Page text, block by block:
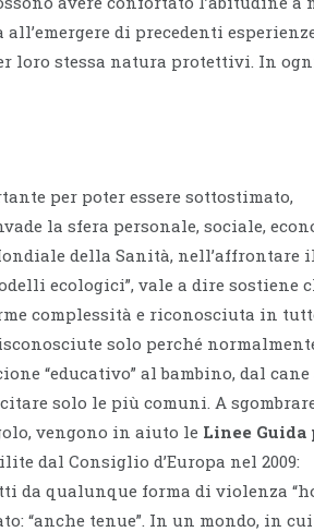
di precedenti
loro stessa natura protettivi. In
per poter essere sottostimato,
la sfera personale, sociale,
della Sanità, nell’affrontare
ecologici”, vale a dire sostiene
complessità e riconosciuta in
solo perché
“educativo” al bambino, dal
solo le più comuni. A
vengono in aiuto le Linee Guida
dal Consiglio d’Europa nel 2009:
da qualunque forma di violenza
“anche tenue”. In un mondo, in